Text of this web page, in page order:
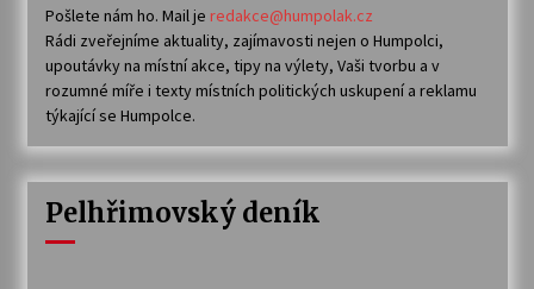
Pošlete nám ho. Mail je redakce@humpolak.cz
Rádi zveřejníme aktuality, zajímavosti nejen o Humpolci,
upoutávky na místní akce, tipy na výlety, Vaši tvorbu a v
rozumné míře i texty místních politických uskupení a reklamu
týkající se Humpolce.
Pelhřimovský deník